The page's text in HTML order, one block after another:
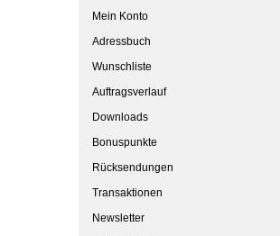
Mein Konto
Adressbuch
Wunschliste
Auftragsverlauf
Downloads
Bonuspunkte
Rücksendungen
Transaktionen
Newsletter